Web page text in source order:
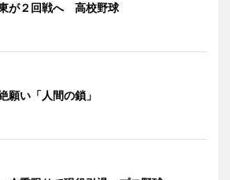
が２回戦へ 高校野球
願い「人間の鎖」